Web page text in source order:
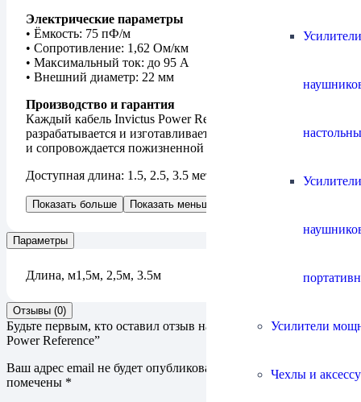
Усилители
Чехлы и
Электрические параметры
• Ёмкость: 75 пФ/м
• Сопротивление: 1,62 Ом/км
• Максимальный ток: до 95 А
• Внешний диаметр: 22 мм
Производство и гарантия
Каждый кабель Invictus Power Reference
разрабатывается и изготавливается вручную в Италии
и сопровождается пожизненной гарантией.
Доступная длина: 1.5, 2.5, 3.5 метра.
Показать больше Показать меньше
Параметры
Длина, м1,5м, 2,5м, 3.5м
Отзывы (0)
Будьте первым, кто оставил отзыв на “Кабель Ricable Invictus
Power Reference”
Ваш адрес email не будет опубликован.
Обязательные поля
помечены *